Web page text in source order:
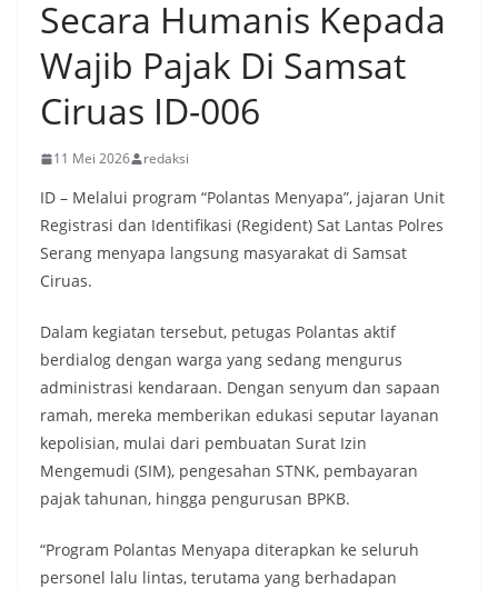
Secara Humanis Kepada
Wajib Pajak Di Samsat
Ciruas ID-006
11 Mei 2026 redaksi
ID – Melalui program “Polantas Menyapa”, jajaran Unit
Registrasi dan Identifikasi (Regident) Sat Lantas Polres
Serang menyapa langsung masyarakat di Samsat
Ciruas.
Dalam kegiatan tersebut, petugas Polantas aktif
berdialog dengan warga yang sedang mengurus
administrasi kendaraan. Dengan senyum dan sapaan
ramah, mereka memberikan edukasi seputar layanan
kepolisian, mulai dari pembuatan Surat Izin
Mengemudi (SIM), pengesahan STNK, pembayaran
pajak tahunan, hingga pengurusan BPKB.
“Program Polantas Menyapa diterapkan ke seluruh
personel lalu lintas, terutama yang berhadapan